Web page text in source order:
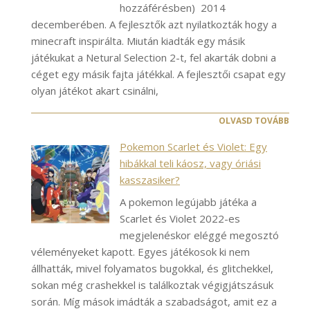
hozzáférésben) 2014
decemberében. A fejlesztők azt nyilatkozták hogy a
minecraft inspirálta. Miután kiadták egy másik
játékukat a Netural Selection 2-t, fel akarták dobni a
céget egy másik fajta játékkal. A fejlesztői csapat egy
olyan játékot akart csinálni,
OLVASD TOVÁBB
Pokemon Scarlet és Violet: Egy
hibákkal teli káosz, vagy óriási
kasszasiker?
A pokemon legújabb játéka a
Scarlet és Violet 2022-es
megjelenéskor eléggé megosztó
véleményeket kapott. Egyes játékosok ki nem
állhatták, mivel folyamatos bugokkal, és glitchekkel,
sokan még crashekkel is találkoztak végigjátszásuk
során. Míg mások imádták a szabadságot, amit ez a